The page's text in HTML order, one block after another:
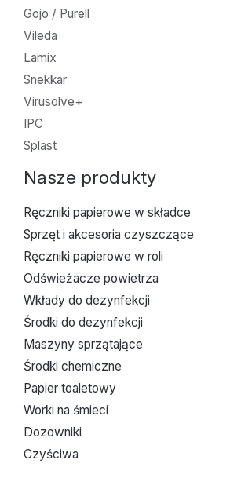
Gojo / Purell
Vileda
Lamix
Snekkar
Virusolve+
IPC
Splast
Nasze produkty
Ręczniki papierowe w składce
Sprzęt i akcesoria czyszczące
Ręczniki papierowe w roli
Odświeżacze powietrza
Wkłady do dezynfekcji
Środki do dezynfekcji
Maszyny sprzątające
Środki chemiczne
Papier toaletowy
Worki na śmieci
Dozowniki
Czyściwa